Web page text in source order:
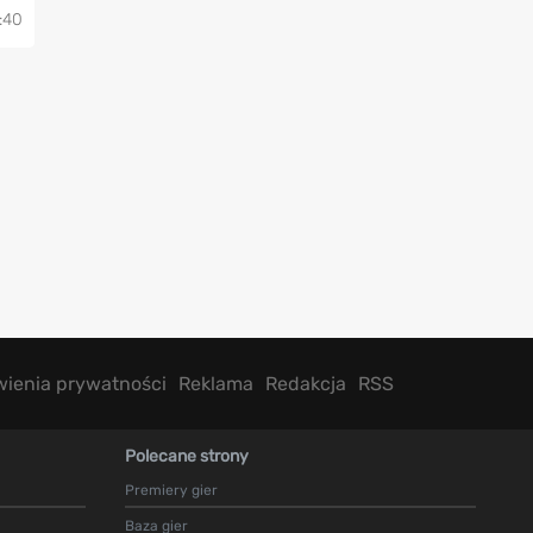
prywatności Reklama Redakcja RSS
Polecane strony
Premiery gier
Baza gier